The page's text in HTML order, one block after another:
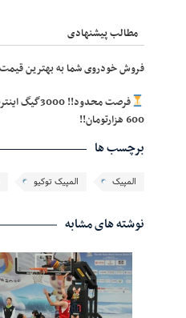
مطالب پیشنهادی
فروش خودروی شما به بهترین قیمت
600 هزارتومان!!
برچسب ها
المپیک المپیک توکیو
نوشته های مشابه